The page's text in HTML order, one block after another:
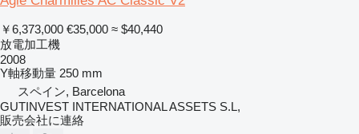
￥6,373,000 €35,000 ≈ $40,440
放電加工機
2008
Y軸移動量 250 mm
スペイン, Barcelona
GUTINVEST INTERNATIONAL ASSETS S.L,
販売会社に連絡